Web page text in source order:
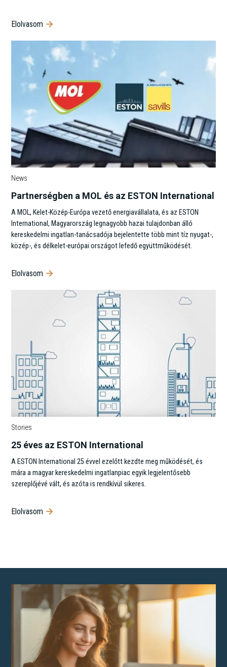
Elolvasom
News
Partnerségben a MOL és az ESTON International
A MOL, Kelet-Közép-Európa vezető energiavállalata, és az ESTON
International, Magyarország legnagyobb hazai tulajdonban álló
kereskedelmi ingatlan-tanácsadója bejelentette több mint tíz nyugat-,
közép-, és délkelet-európai országot lefedő együttműködését.
Elolvasom
Stories
25 éves az ESTON International
A ‍ESTON International 25 évvel ezelőtt kezdte meg működését, és
mára a magyar kereskedelmi ingatlanpiac egyik legjelentősebb
szereplőjévé vált, és azóta is rendkívül sikeres.
Elolvasom